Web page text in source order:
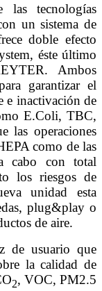
tecnologías
un sistema de
doble efecto
éste último
Ambos
garantizar el
e inactivación de
E.Coli, TBC,
las operaciones
como de las
cabo con total
los riesgos de
unidad esta
plug&play o
de aire.
de usuario que
la calidad de
2, VOC, PM2.5